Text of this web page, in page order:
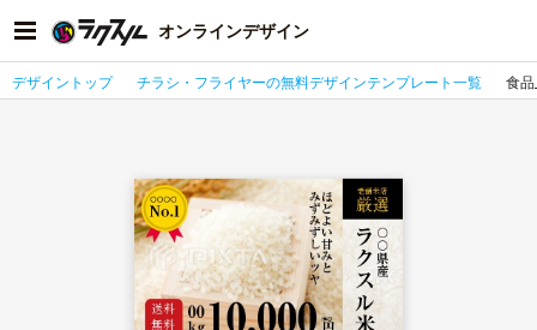
オンラインデザイン
デザイントップ チラシ・フライヤーの無料デザインテンプレート一覧 食品